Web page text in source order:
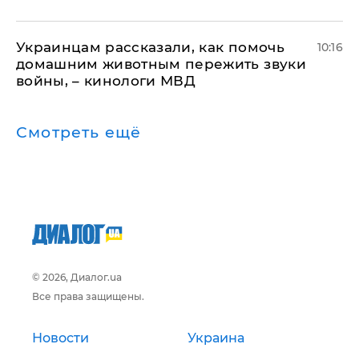
Украинцам рассказали, как помочь
домашним животным пережить звуки
войны, – кинологи МВД
10:16
Смотреть ещё
© 2026, Диалог.ua
Все права защищены.
Новости Украина